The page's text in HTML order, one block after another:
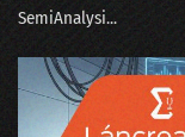
⁠SemiAnalysi...